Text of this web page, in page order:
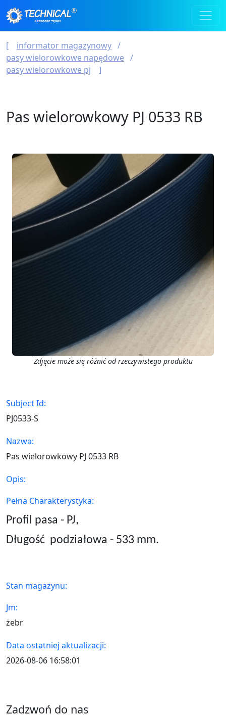
informator magazynowy
pasy wielorowkowe napędowe
pasy wielorowkowe pj
Pas wielorowkowy PJ 0533 RB
Zdjęcie może się różnić od rzeczywistego produktu
Subject Id:
PJ0533-S
Nazwa:
Pas wielorowkowy PJ 0533 RB
Opis:
Pełna Charakterystyka:
Profil pasa - PJ,
Długość podziałowa - 533 mm.
Stan magazynu:
Jm:
żebr
Data ostatniej aktualizacji:
2026-08-06 16:58:01
Zadzwoń do nas